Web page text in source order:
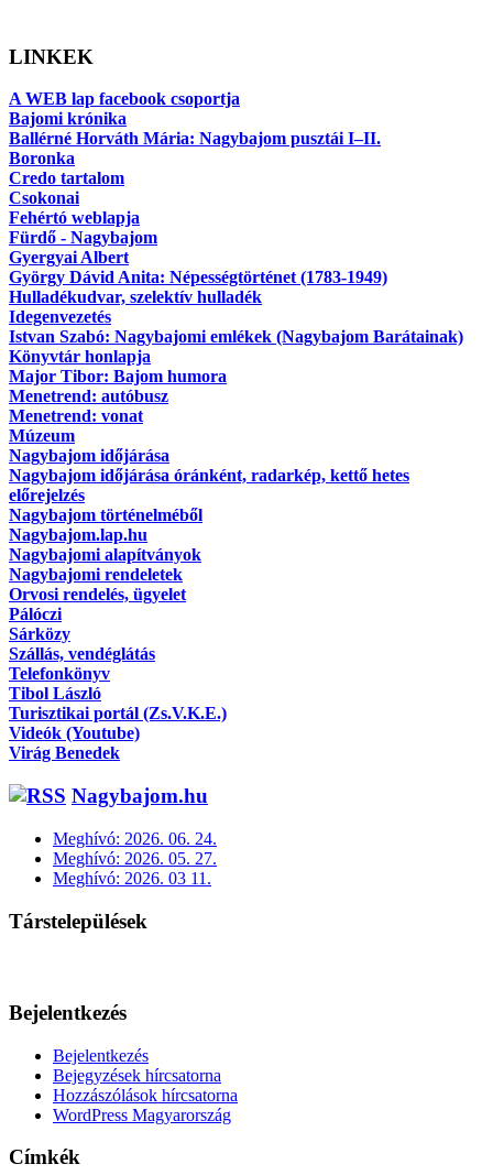
LINKEK
A WEB lap facebook csoportja
Bajomi krónika
Ballérné Horváth Mária: Nagybajom pusztái I–II.
Boronka
Credo tartalom
Csokonai
Fehértó weblapja
Fürdő - Nagybajom
Gyergyai Albert
György Dávid Anita: Népességtörténet (1783-1949)
Hulladékudvar, szelektív hulladék
Idegenvezetés
Istvan Szabó: Nagybajomi emlékek (Nagybajom Barátainak)
Könyvtár honlapja
Major Tibor: Bajom humora
Menetrend: autóbusz
Menetrend: vonat
Múzeum
Nagybajom időjárása
Nagybajom időjárása óránként, radarkép, kettő hetes
előrejelzés
Nagybajom történelméből
Nagybajom.lap.hu
Nagybajomi alapítványok
Nagybajomi rendeletek
Orvosi rendelés, ügyelet
Pálóczi
Sárközy
Szállás, vendéglátás
Telefonkönyv
Tibol László
Turisztikai portál (Zs.V.K.E.)
Videók (Youtube)
Virág Benedek
Nagybajom.hu
Meghívó: 2026. 06. 24.
Meghívó: 2026. 05. 27.
Meghívó: 2026. 03 11.
Társtelepülések
Bejelentkezés
Bejelentkezés
Bejegyzések hírcsatorna
Hozzászólások hírcsatorna
WordPress Magyarország
Címkék